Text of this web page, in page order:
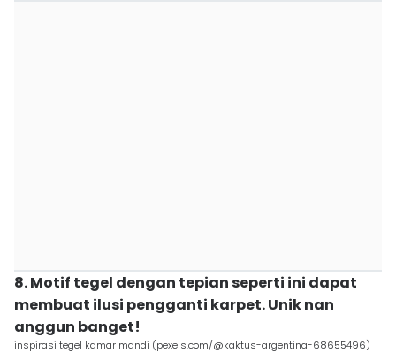
8. Motif tegel dengan tepian seperti ini dapat
membuat ilusi pengganti karpet. Unik nan
anggun banget!
inspirasi tegel kamar mandi (pexels.com/@kaktus-argentina-68655496)